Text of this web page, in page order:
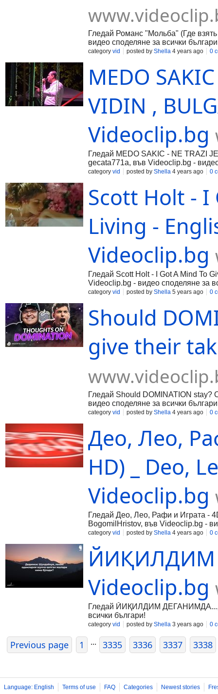
Гледай Романс "Мольба" (Где
видео споделяне за всички
category vid posted by Shella 4 years ago 0
MEDO
VIDIN ,
Videoclip.bg
Гледай MEDO SAKIC - NE TRAZI
gecata771a, във Videoclip.bg -
category vid posted by Shella 4 years ago 0
Scott Holt - I
Living -
Videoclip.bg
Гледай Scott Holt - I Got A Mind To
Videoclip.bg - видео споделяне за
category vid posted by Shella 5 years ago 0
Should
give their
Гледай Should DOMINATION stay?
видео споделяне за всички
category vid posted by Shella 4 years ago 0
Део, Лео,
HD) _ Deo,
Videoclip.bg
Гледай Део, Лео, Рафи и Играта -
BogomilHristov, във Videoclip.bg -
category vid posted by Shella 4 years ago 0
ЙИҚИЛДИМ
Videoclip.bg
Гледай ЙИҚИЛДИМ ДЕГАНИМДА...,
всички българи!
category vid posted by Shella 3 years ago 0
Previous page 1 ... 3335 3336 3337 3338
Language: English Terms of use FAQ Categories Newest stories